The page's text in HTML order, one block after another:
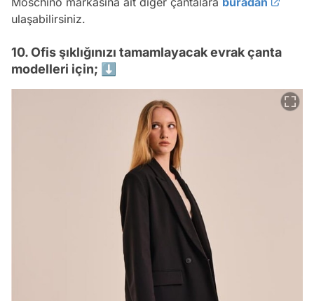
ulaşabilirsiniz.
10. Ofis şıklığınızı tamamlayacak evrak çanta
modelleri için; ⬇